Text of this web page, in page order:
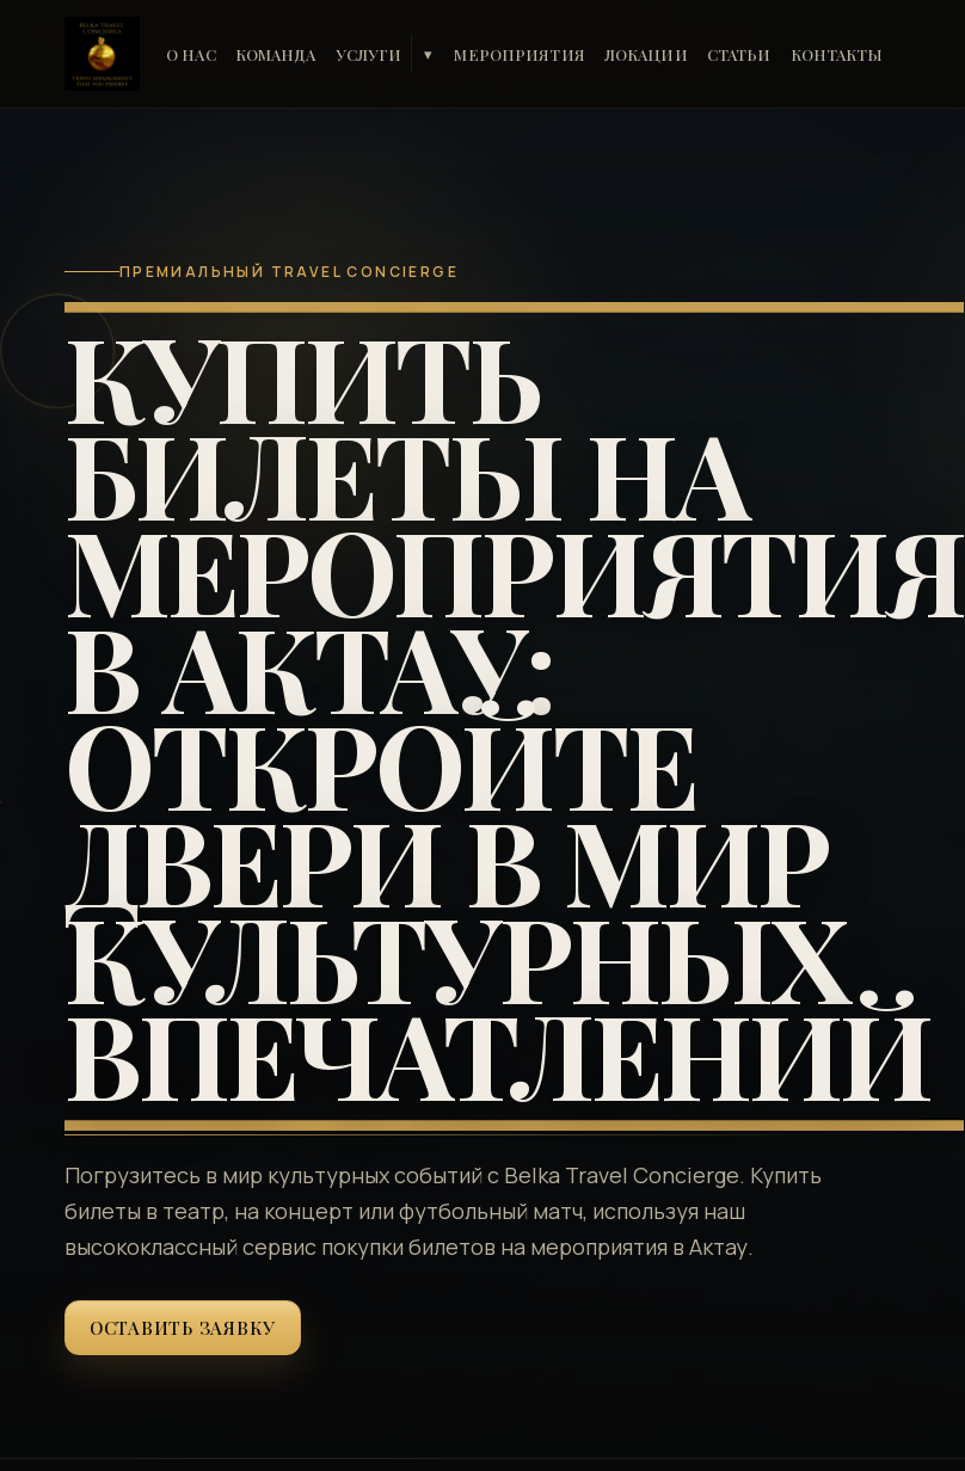
О НАС КОМАНДА УСЛУГИ ▾ МЕРОПРИЯТИЯ ЛОКАЦИИ СТАТЬИ КОНТАКТЫ
ПРЕМИАЛЬНЫЙ TRAVEL CONCIERGE
КУПИТЬ
БИЛЕТЫ НА
МЕРОПРИЯТИЯ
В АКТАУ:
ОТКРОЙТЕ
ДВЕРИ В МИР
КУЛЬТУРНЫХ
ВПЕЧАТЛЕНИЙ
Погрузитесь в мир культурных событий с Belka Travel Concierge. Купить
билеты в театр, на концерт или футбольный матч, используя наш
высококлассный сервис покупки билетов на мероприятия в Актау.
ОСТАВИТЬ ЗАЯВКУ